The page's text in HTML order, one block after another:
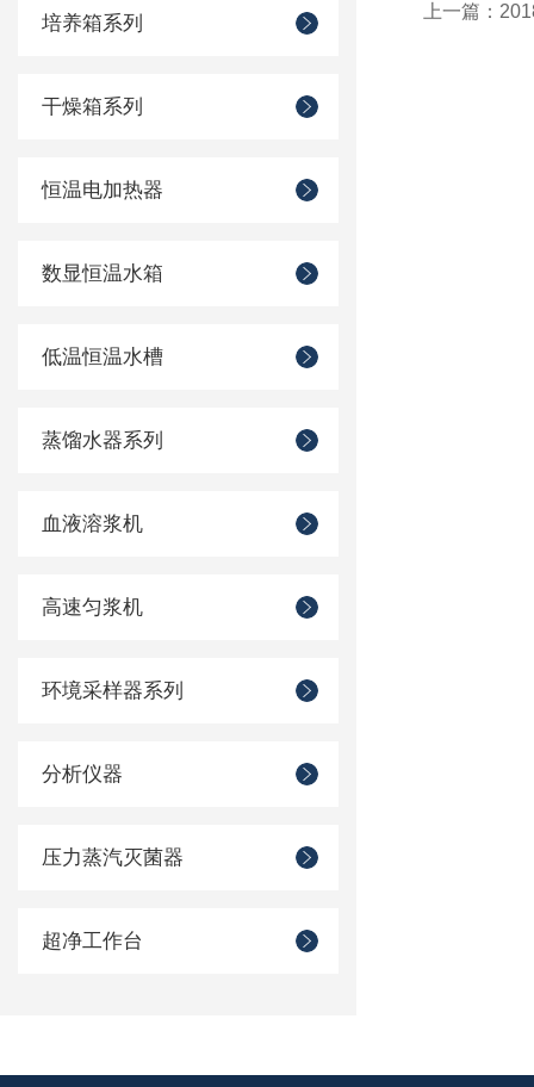
培养箱系列
干燥箱系列
恒温电加热器
数显恒温水箱
低温恒温水槽
蒸馏水器系列
血液溶浆机
高速匀浆机
环境采样器系列
分析仪器
压力蒸汽灭菌器
超净工作台
上一篇：